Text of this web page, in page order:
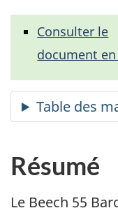
Consulter le
document en
Résumé
Le Beech 55